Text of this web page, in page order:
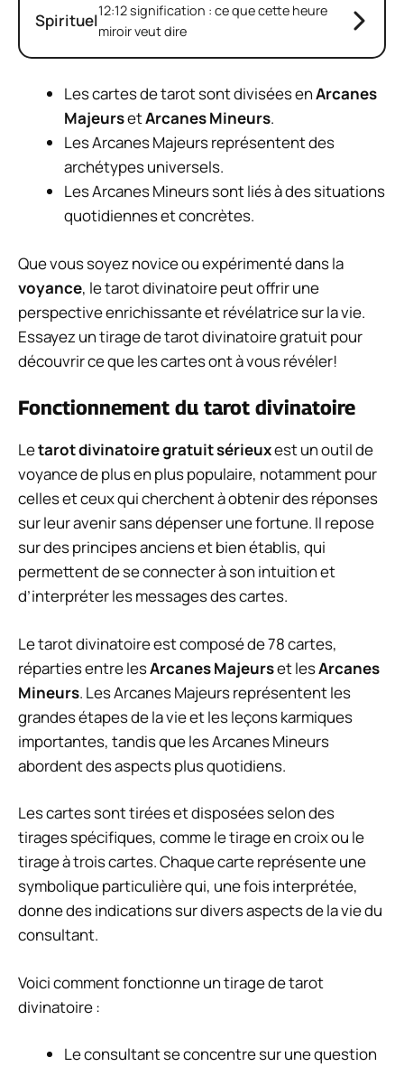
Spirituel12:12 signification : ce que cette heure
miroir veut dire
Les cartes de tarot sont divisées enArcanes
MajeursetArcanes Mineurs.
Les Arcanes Majeurs représentent des
archétypes universels.
Les Arcanes Mineurs sont liés à des situations
quotidiennes et concrètes.
Que vous soyez novice ou expérimenté dans la
voyance, le tarot divinatoire peut offrir une
perspective enrichissante et révélatrice sur la vie.
Essayez un tirage de tarot divinatoire gratuit pour
découvrir ce que les cartes ont à vous révéler!
Fonctionnement du tarot divinatoire
Letarot divinatoire gratuit sérieuxest un outil de
voyance de plus en plus populaire, notamment pour
celles et ceux qui cherchent à obtenir des réponses
sur leur avenir sans dépenser une fortune. Il repose
sur des principes anciens et bien établis, qui
permettent de se connecter à son intuition et
d’interpréter les messages des cartes.
Le tarot divinatoire est composé de 78 cartes,
réparties entre lesArcanes Majeurset lesArcanes
Mineurs. Les Arcanes Majeurs représentent les
grandes étapes de la vie et les leçons karmiques
importantes, tandis que les Arcanes Mineurs
abordent des aspects plus quotidiens.
Les cartes sont tirées et disposées selon des
tirages spécifiques, comme le tirage en croix ou le
tirage à trois cartes. Chaque carte représente une
symbolique particulière qui, une fois interprétée,
donne des indications sur divers aspects de la vie du
consultant.
Voici comment fonctionne un tirage de tarot
divinatoire :
Le consultant se concentre sur une question